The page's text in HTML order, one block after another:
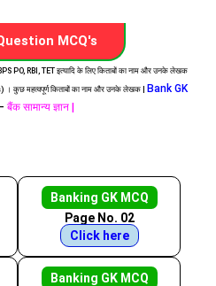
MCQ's
PO, RBI, TET इत्यादि के लिए किताबों का नाम और उनके लेखक
। कुछ महत्वपूर्ण किताबों का नाम और उनके लेखक |
Bank GK
बैंक सामान्य ज्ञान |
Banking GK MCQ
Page No. 02
Click here
Banking GK MCQ